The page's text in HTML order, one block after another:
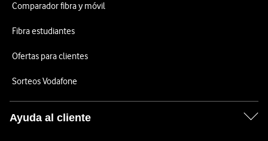
Comparador fibra y móvil
Fibra estudiantes
Ofertas para clientes
Sorteos Vodafone
Ayuda al cliente